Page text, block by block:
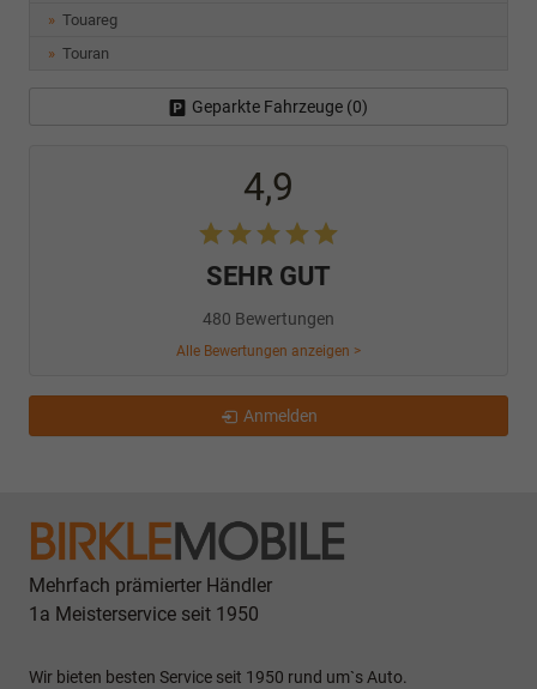
Touareg
Touran
Geparkte Fahrzeuge (0)
4,9
SEHR GUT
480 Bewertungen
Alle Bewertungen anzeigen >
Anmelden
Mehrfach prämierter Händler
1a Meisterservice seit 1950
Wir bieten besten Service seit 1950 rund um`s Auto.